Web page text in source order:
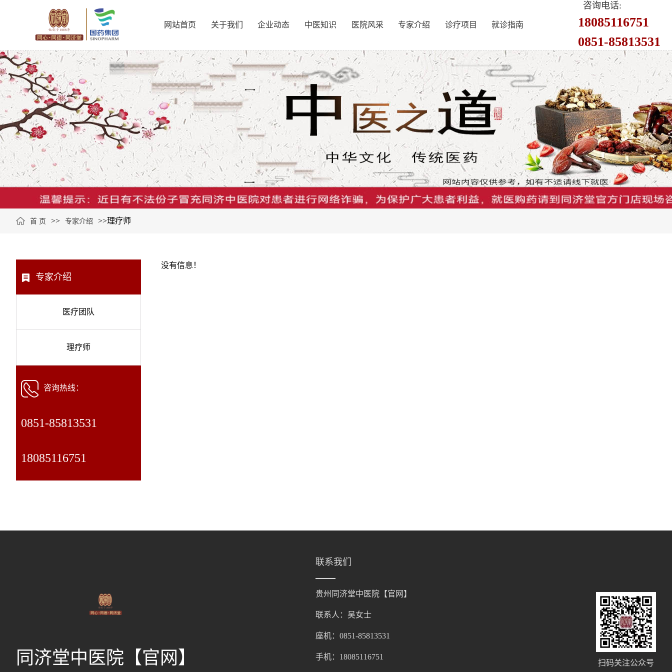
网站首页 关于我们 企业动态 中医知识 医院风采 专家介绍 诊疗项目 就诊指南
咨询电话:
18085116751
0851-85813531
首 页 >> 专家介绍 >>理疗师
专家介绍
医疗团队
理疗师
咨询热线：
0851-85813531
18085116751
没有信息！
同济堂中医院【官网】
联系我们
贵州同济堂中医院【官网】
联系人：吴女士
座机：0851-85813531
手机：18085116751
扫码关注公众号